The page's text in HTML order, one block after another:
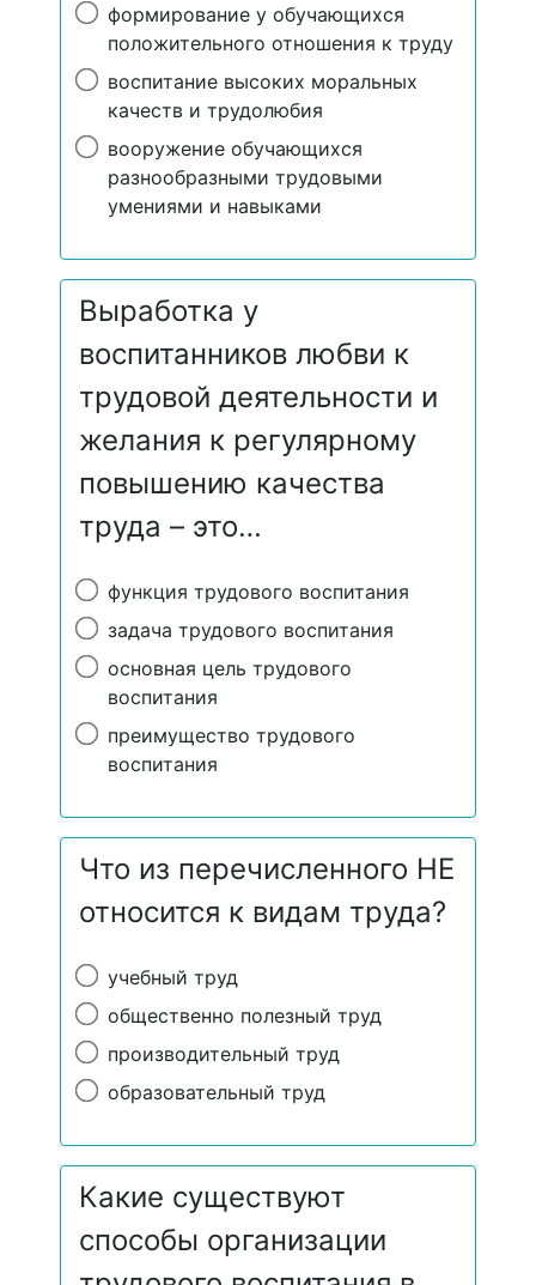
формирование у обучающихся
положительного отношения к труду
воспитание высоких моральных
качеств и трудолюбия
вооружение обучающихся
разнообразными трудовыми
умениями и навыками
Выработка у
воспитанников любви к
трудовой деятельности и
желания к регулярному
повышению качества
труда – это…
функция трудового воспитания
задача трудового воспитания
основная цель трудового
воспитания
преимущество трудового
воспитания
Что из перечисленного НЕ
относится к видам труда?
учебный труд
общественно полезный труд
производительный труд
образовательный труд
Какие существуют
способы организации